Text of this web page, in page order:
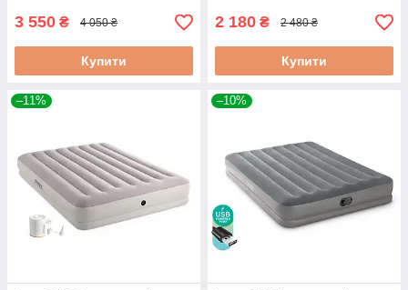
3 550 ₴ 4 050 ₴
Купити
2 180 ₴ 2 480 ₴
Купити
–11% –10%